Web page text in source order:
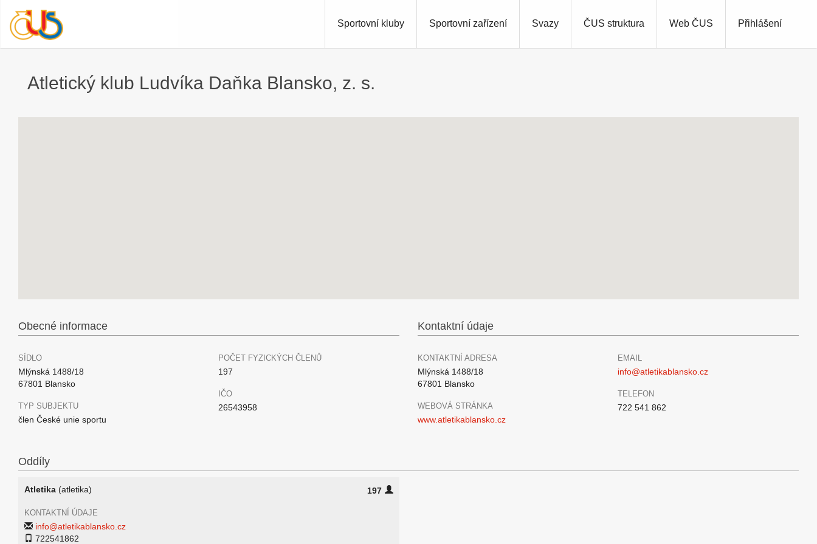
Přihlášení
Sportovní kluby Sportovní zařízení Svazy ČUS struktura Web ČUS
Atletický klub Ludvíka Daňka Blansko, z. s.
Obecné informace
SÍDLO
Mlýnská 1488/18
67801 Blansko
TYP SUBJEKTU
člen České unie sportu
POČET FYZICKÝCH ČLENŮ
197
IČO
26543958
Kontaktní údaje
KONTAKTNÍ ADRESA
Mlýnská 1488/18
67801 Blansko
WEBOVÁ STRÁNKA
www.atletikablansko.cz
EMAIL
info@atletikablansko.cz
TELEFON
722 541 862
Oddíly
Atletika (atletika) 197
KONTAKTNÍ ÚDAJE
info@atletikablansko.cz
722541862